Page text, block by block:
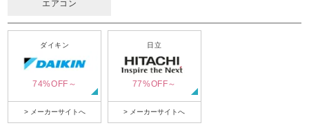
エアコン
ダイキン
74%OFF～
> メーカーサイトへ
日立
77%OFF～
> メーカーサイトへ